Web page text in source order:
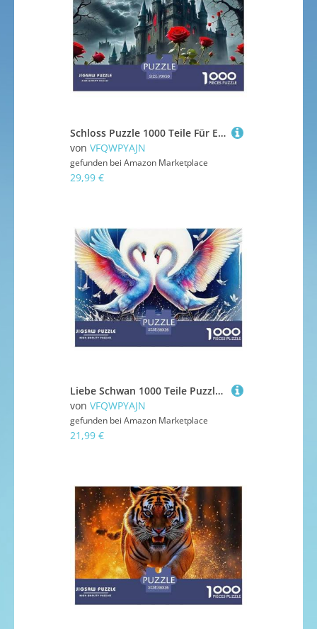
Schloss Puzzle 1000 Teile Für Erwachsene Puzzles-Geschenk Herausforderung Spielzeug 70x50cm/1000pcs
von VFQWPYAJN
gefunden bei Amazon Marketplace
29,99 €
Liebe Schwan 1000 Teile Puzzle Liebe Schwan Für Erwachsene Kinder Puzzles-Geschenk Impossible Game 38x26cm/1000pcs
von VFQWPYAJN
gefunden bei Amazon Marketplace
21,99 €